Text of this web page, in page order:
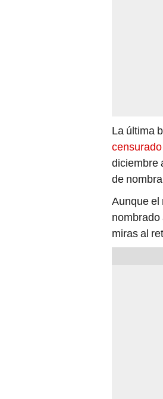
La última
diciembre
de
Aunque el
nombrado
miras al